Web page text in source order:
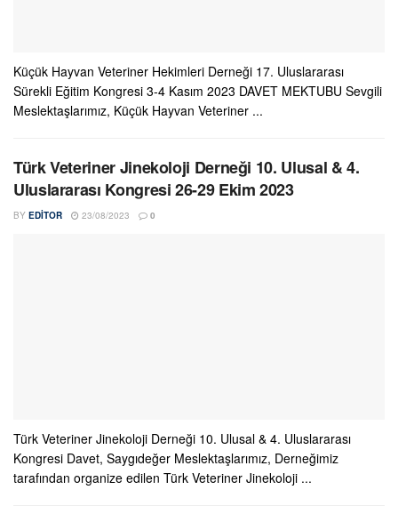
Küçük Hayvan Veteriner Hekimleri Derneği 17. Uluslararası
Sürekli Eğitim Kongresi 3-4 Kasım 2023 DAVET MEKTUBU Sevgili
Meslektaşlarımız, Küçük Hayvan Veteriner ...
Türk Veteriner Jinekoloji Derneği 10. Ulusal & 4.
Uluslararası Kongresi 26-29 Ekim 2023
BY EDITOR 23/08/2023 0
Türk Veteriner Jinekoloji Derneği 10. Ulusal & 4. Uluslararası
Kongresi Davet, Saygıdeğer Meslektaşlarımız, Derneğimiz
tarafından organize edilen Türk Veteriner Jinekoloji ...